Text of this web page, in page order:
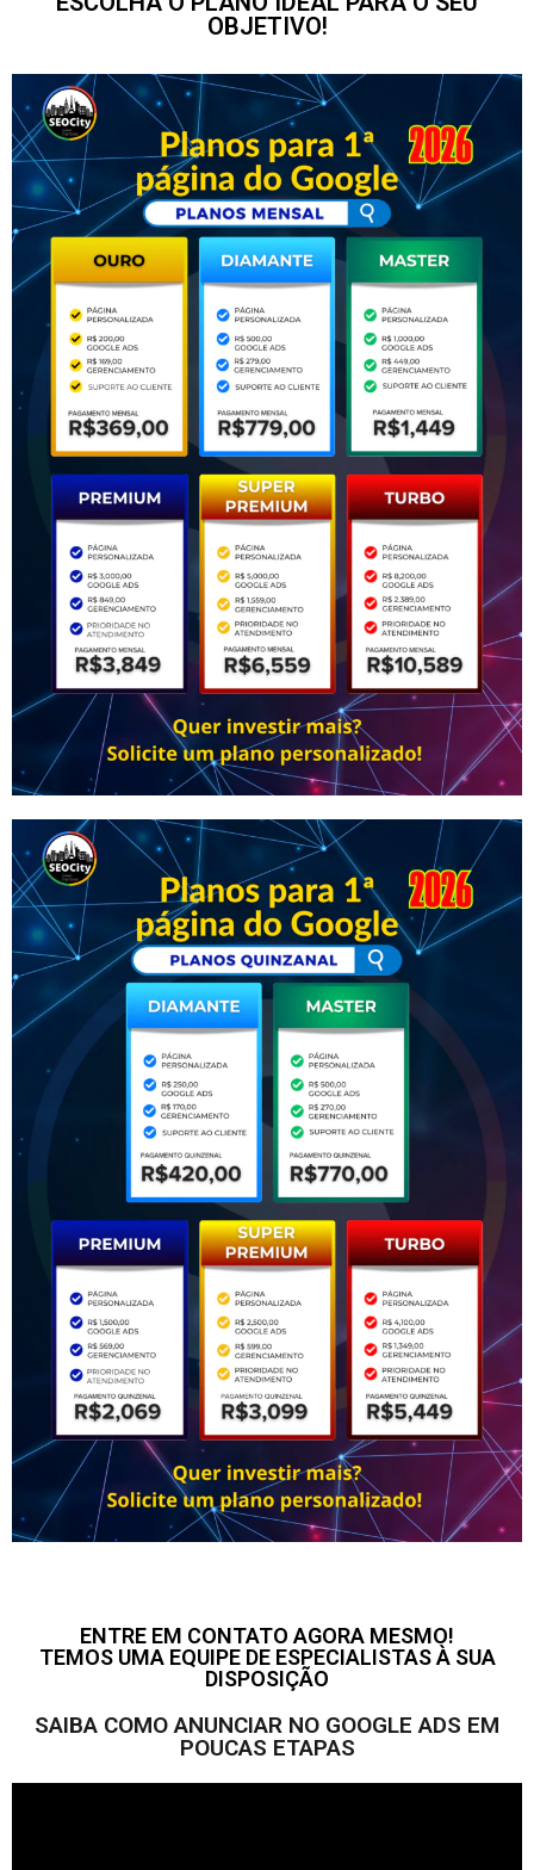
OBJETIVO!
ENTRE EM CONTATO AGORA MESMO!
TEMOS UMA EQUIPE DE ESPECIALISTAS À SUA
DISPOSIÇÃO
SAIBA COMO ANUNCIAR NO GOOGLE ADS EM
POUCAS ETAPAS